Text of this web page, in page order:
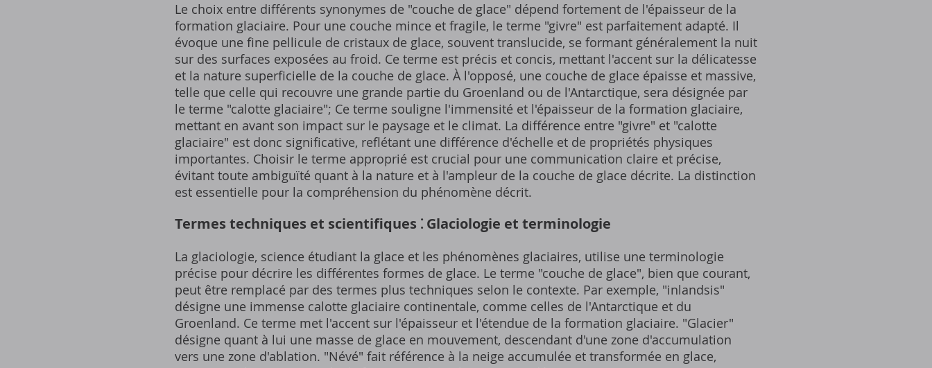
Le choix entre différents synonymes de "couche de glace" dépend fortement de l'épaisseur de la
formation glaciaire. Pour une couche mince et fragile, le terme "givre" est parfaitement adapté. Il
évoque une fine pellicule de cristaux de glace, souvent translucide, se formant généralement la nuit
sur des surfaces exposées au froid. Ce terme est précis et concis, mettant l'accent sur la délicatesse
et la nature superficielle de la couche de glace. À l'opposé, une couche de glace épaisse et massive,
telle que celle qui recouvre une grande partie du Groenland ou de l'Antarctique, sera désignée par
le terme "calotte glaciaire"; Ce terme souligne l'immensité et l'épaisseur de la formation glaciaire,
mettant en avant son impact sur le paysage et le climat. La différence entre "givre" et "calotte
glaciaire" est donc significative, reflétant une différence d'échelle et de propriétés physiques
importantes. Choisir le terme approprié est crucial pour une communication claire et précise,
évitant toute ambiguïté quant à la nature et à l'ampleur de la couche de glace décrite. La distinction
est essentielle pour la compréhension du phénomène décrit.
Termes techniques et scientifiques ⁚ Glaciologie et terminologie
La glaciologie, science étudiant la glace et les phénomènes glaciaires, utilise une terminologie
précise pour décrire les différentes formes de glace. Le terme "couche de glace", bien que courant,
peut être remplacé par des termes plus techniques selon le contexte. Par exemple, "inlandsis"
désigne une immense calotte glaciaire continentale, comme celles de l'Antarctique et du
Groenland. Ce terme met l'accent sur l'épaisseur et l'étendue de la formation glaciaire. "Glacier"
désigne quant à lui une masse de glace en mouvement, descendant d'une zone d'accumulation
vers une zone d'ablation. "Névé" fait référence à la neige accumulée et transformée en glace,